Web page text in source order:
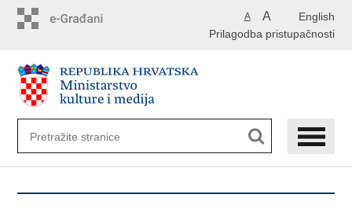
English
A A
Prilagodba pristupačnosti